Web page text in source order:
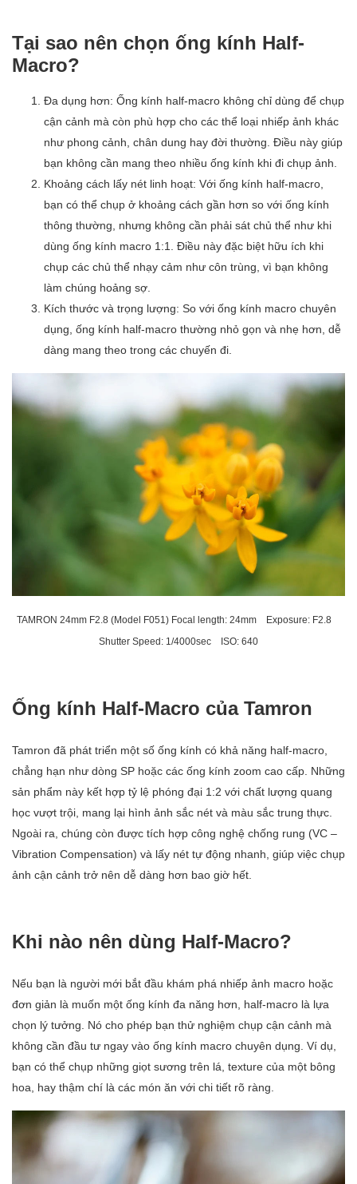
Tại sao nên chọn ống kính Half-
Macro?
Đa dụng hơn: Ống kính half-macro không chỉ dùng để chụp
cận cảnh mà còn phù hợp cho các thể loại nhiếp ảnh khác
như phong cảnh, chân dung hay đời thường. Điều này giúp
bạn không cần mang theo nhiều ống kính khi đi chụp ảnh.
Khoảng cách lấy nét linh hoạt: Với ống kính half-macro,
bạn có thể chụp ở khoảng cách gần hơn so với ống kính
thông thường, nhưng không cần phải sát chủ thể như khi
dùng ống kính macro 1:1. Điều này đặc biệt hữu ích khi
chụp các chủ thể nhạy cảm như côn trùng, vì bạn không
làm chúng hoảng sợ.
Kích thước và trọng lượng: So với ống kính macro chuyên
dụng, ống kính half-macro thường nhỏ gọn và nhẹ hơn, dễ
dàng mang theo trong các chuyến đi.
TAMRON 24mm F2.8 (Model F051) Focal length: 24mm Exposure: F2.8
Shutter Speed: 1/4000sec ISO: 640
Ống kính Half-Macro của Tamron
Tamron đã phát triển một số ống kính có khả năng half-macro,
chẳng hạn như dòng SP hoặc các ống kính zoom cao cấp. Những
sản phẩm này kết hợp tỷ lệ phóng đại 1:2 với chất lượng quang
học vượt trội, mang lại hình ảnh sắc nét và màu sắc trung thực.
Ngoài ra, chúng còn được tích hợp công nghệ chống rung (VC –
Vibration Compensation) và lấy nét tự động nhanh, giúp việc chụp
ảnh cận cảnh trở nên dễ dàng hơn bao giờ hết.
Khi nào nên dùng Half-Macro?
Nếu bạn là người mới bắt đầu khám phá nhiếp ảnh macro hoặc
đơn giản là muốn một ống kính đa năng hơn, half-macro là lựa
chọn lý tưởng. Nó cho phép bạn thử nghiệm chụp cận cảnh mà
không cần đầu tư ngay vào ống kính macro chuyên dụng. Ví dụ,
bạn có thể chụp những giọt sương trên lá, texture của một bông
hoa, hay thậm chí là các món ăn với chi tiết rõ ràng.